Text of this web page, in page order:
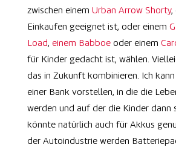
zwischen einem Urban Arrow Shorty,
Einkaufen geeignet ist, oder einem
Load, einem Babboe oder einem
für Kinder gedacht ist, wählen.
das in Zukunft kombinieren. Ich
einer Bank vorstellen, in die die
werden und auf der die Kinder dann
könnte natürlich auch für Akkus
der Autoindustrie werden